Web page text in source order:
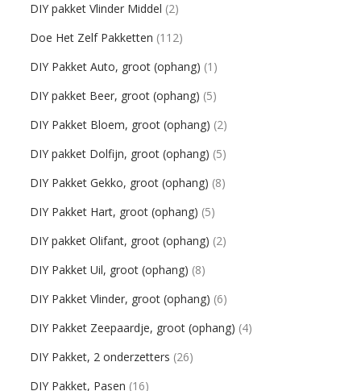
DIY pakket Vlinder Middel (2)
Doe Het Zelf Pakketten (112)
DIY Pakket Auto, groot (ophang) (1)
DIY pakket Beer, groot (ophang) (5)
DIY Pakket Bloem, groot (ophang) (2)
DIY pakket Dolfijn, groot (ophang) (5)
DIY Pakket Gekko, groot (ophang) (8)
DIY Pakket Hart, groot (ophang) (5)
DIY pakket Olifant, groot (ophang) (2)
DIY Pakket Uil, groot (ophang) (8)
DIY Pakket Vlinder, groot (ophang) (6)
DIY Pakket Zeepaardje, groot (ophang) (4)
DIY Pakket, 2 onderzetters (26)
DIY Pakket, Pasen (16)